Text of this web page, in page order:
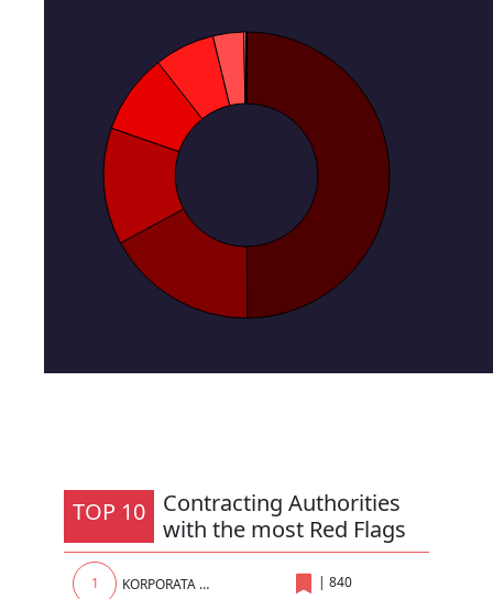
TOP 10
Contracting Authorities
with the most Red Flags
1 KORPORATA ENERGJETIKE E KOSOVES sh.a. | 840